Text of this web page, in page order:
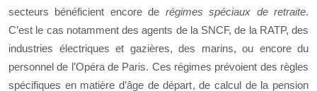
secteurs bénéficient encore de régimes spéciaux de retraite.
C’est le cas notamment des agents de la SNCF, de la RATP, des
industries électriques et gazières, des marins, ou encore du
personnel de l’Opéra de Paris. Ces régimes prévoient des règles
spécifiques en matière d’âge de départ, de calcul de la pension